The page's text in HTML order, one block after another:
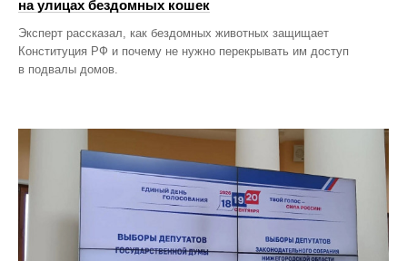
на улицах бездомных кошек
Эксперт рассказал, как бездомных животных защищает
Конституция РФ и почему не нужно перекрывать им доступ
в подвалы домов.